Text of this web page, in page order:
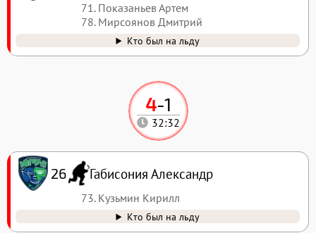
4-1
32:32
26 Габисония Александр
73. Кузьмин Кирилл
Кто был на льду
71. Показаньев Артем
78. Мирсоянов Дмитрий
Кто был на льду